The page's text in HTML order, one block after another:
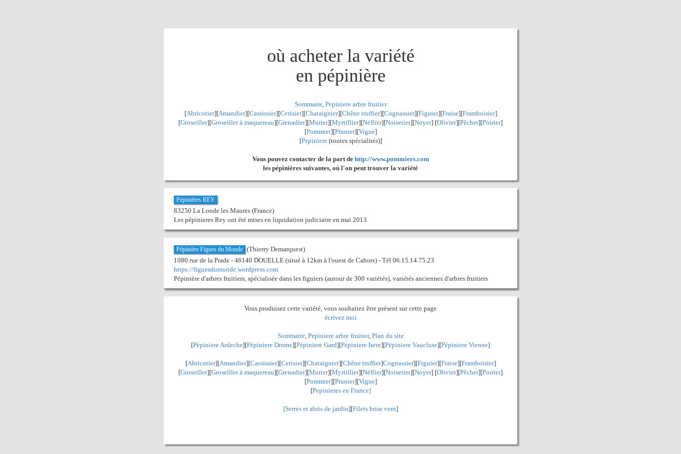
où acheter la variété
en pépinière
Sommaire, Pepiniere arbre fruitier
[Abricotier][Amandier][Cassissier][Cerisier][Chataignier][Chêne truffier][Cognassier][Figuier][Fraise][Framboisier]
[Groseiller][Groseiller à maquereau][Grenadier][Murier][Myrtillier][Néflier][Noisetier][Noyer] [Olivier][Pêcher][Poirier]
[Pommier][Prunier][Vigne]
[Pepiniere(toutes spécialités)]
Vous pouvez contacter de la part de http://www.pommiers.com
les pépinières suivantes, où l'on peut trouver la variété
Pépinières REY
83250 La Londe les Maures (France)
Les pépinieres Rey ont été mises en liquidation judiciaire en mai 2013
Pépinière Figues du Monde (Thierry Demarquest)
1080 rue de la Prade - 46140 DOUELLE (situé à 12km à l'ouest de Cahors) - Tél 06.15.14.75.23
https://figuesdumonde.wordpress.com
Pépinière d'arbres fruitiers, spécialisée dans les figuiers (autour de 300 variétés), variétés anciennes d'arbres fruitiers
Vous produisez cette variété, vous souhaitez être présent sur cette page
écrivez moi
Sommaire, Pepiniere arbre fruitier, Plan du site
[Pépiniere Ardeche][Pépiniere Drome][Pépiniere Gard][Pépiniere Isere][Pépiniere Vaucluse][Pépiniere Vienne]
[Abricotier][Amandier][Cassissier][Cerisier][Chataignier][Chêne truffier]Cognassier][Figuier][Fraise][Framboisier]
[Groseiller][Groseiller à maquereau][Grenadier][Murier][Myrtillier][Néflier][Noisetier][Noyer] [Olivier][Pêcher][Poirier]
[Pommier][Prunier][Vigne]
[Pepinieres en France]
[Serres et abris de jardin][Filets brise vent]